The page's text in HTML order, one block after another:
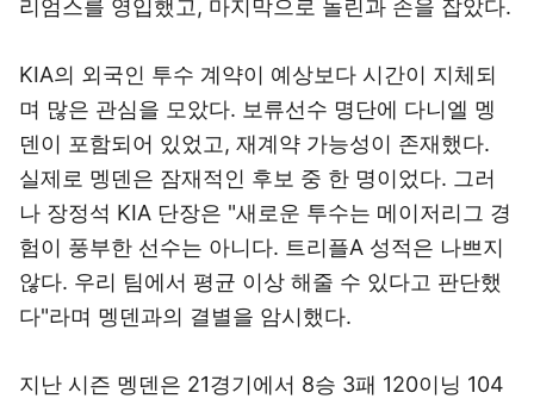
리엄스를 영입했고, 마지막으로 놀린과 손을 잡았다.
KIA의 외국인 투수 계약이 예상보다 시간이 지체되
며 많은 관심을 모았다. 보류선수 명단에 다니엘 멩
덴이 포함되어 있었고, 재계약 가능성이 존재했다.
실제로 멩덴은 잠재적인 후보 중 한 명이었다. 그러
나 장정석 KIA 단장은 "새로운 투수는 메이저리그 경
험이 풍부한 선수는 아니다. 트리플A 성적은 나쁘지
않다. 우리 팀에서 평균 이상 해줄 수 있다고 판단했
다"라며 멩덴과의 결별을 암시했다.
지난 시즌 멩덴은 21경기에서 8승 3패 120이닝 104